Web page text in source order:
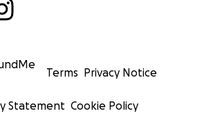
Terms Privacy Notice
Statement Cookie Policy